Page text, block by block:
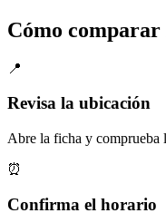
Cómo comparar
📍
Revisa la ubicación
Abre la ficha y comprueba
⏰
Confirma el horario